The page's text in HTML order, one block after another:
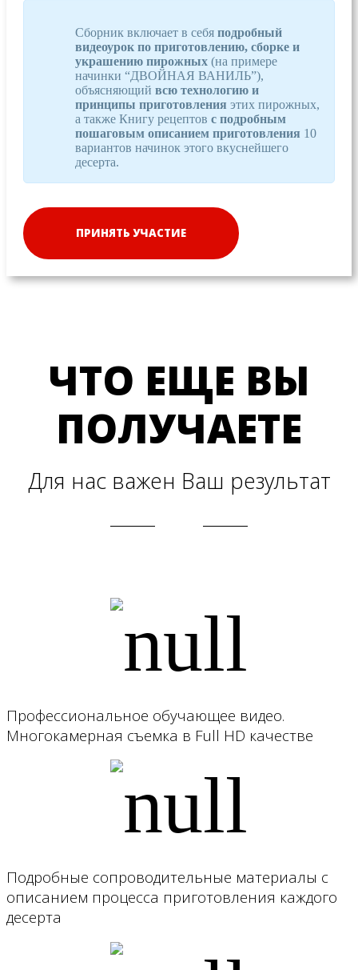
Сборник включает в себя подробный
видеоурок по приготовлению, сборке и
украшению пирожных (на примере
начинки “ДВОЙНАЯ ВАНИЛЬ”),
объясняющий всю технологию и
принципы приготовления этих пирожных,
а также Книгу рецептов с подробным
пошаговым описанием приготовления 10
вариантов начинок этого вкуснейшего
десерта.
ПРИНЯТЬ УЧАСТИЕ
ЧТО ЕЩЕ ВЫ
ПОЛУЧАЕТЕ
Для нас важен Ваш результат
Профессиональное обучающее видео.
Многокамерная съемка в Full HD качестве
Подробные сопроводительные материалы с
описанием процесса приготовления каждого
десерта